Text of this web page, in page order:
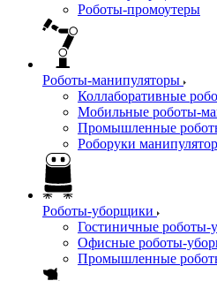
Роботы-промоутеры
Роботы-манипуляторы
Коллаборативные
Мобильные роботы-
Промышленные
Роборуки
Роботы-уборщики
Гостиничные роботы-
Офисные роботы-
Промышленные